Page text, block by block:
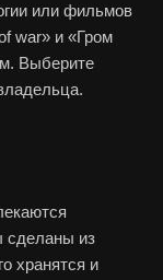
или фильмов
war» и «Гром
Выберите
сделаны из
хранятся и